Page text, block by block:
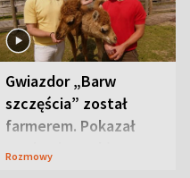
Gwiazdor „Barw
szczęścia” został
farmerem. Pokazał
swoje niezwykłe
Rozmowy